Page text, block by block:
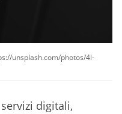
unsplash.com/photos/4l-
digitali,